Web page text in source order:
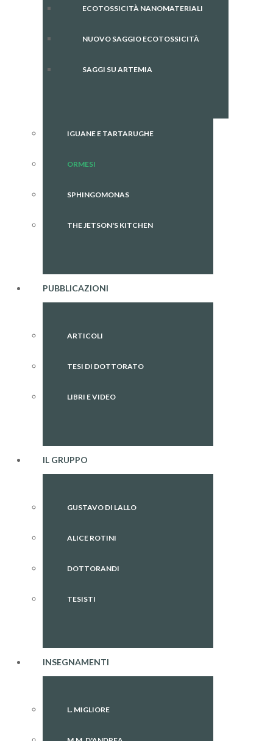
ECOTOSSICITÀ NANOMATERIALI
NUOVO SAGGIO ECOTOSSICITÀ
SAGGI SU ARTEMIA
IGUANE E TARTARUGHE
ORMESI
SPHINGOMONAS
THE JETSON'S KITCHEN
PUBBLICAZIONI
ARTICOLI
TESI DI DOTTORATO
LIBRI E VIDEO
IL GRUPPO
GUSTAVO DI LALLO
ALICE ROTINI
DOTTORANDI
TESISTI
INSEGNAMENTI
L. MIGLIORE